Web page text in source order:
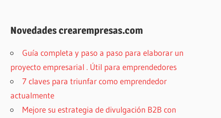
Novedades crearempresas.com
Guía completa y paso a paso para elaborar un
proyecto empresarial . Útil para emprendedores
7 claves para triunfar como emprendedor
actualmente
Mejore su estrategia de divulgación B2B con